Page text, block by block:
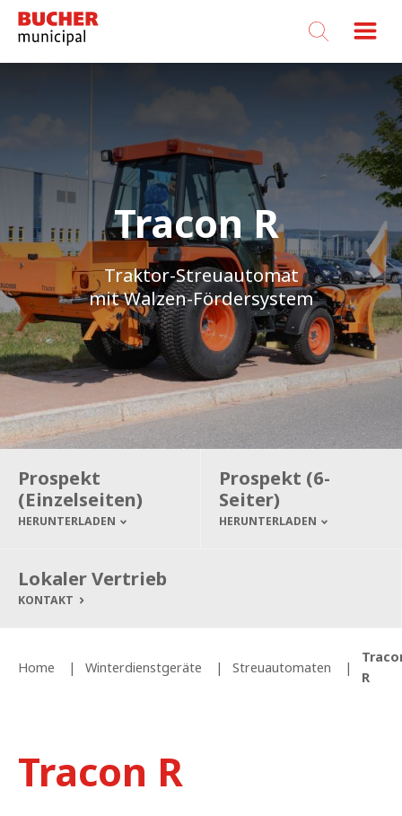
Bucher
Municipal
Tracon R
Traktor-Streuautomat
mit Walzen-Fördersystem
Prospekt
(Einzelseiten)
HERUNTERLADEN
Prospekt (6-
Seiter)
HERUNTERLADEN
Lokaler Vertrieb
KONTAKT
Home Winterdienstgeräte Streuautomaten
R
Tracon R